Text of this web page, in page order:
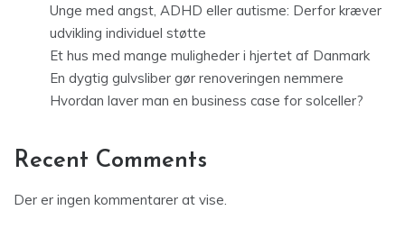
Unge med angst, ADHD eller autisme: Derfor kræver
udvikling individuel støtte
Et hus med mange muligheder i hjertet af Danmark
En dygtig gulvsliber gør renoveringen nemmere
Hvordan laver man en business case for solceller?
Recent Comments
Der er ingen kommentarer at vise.